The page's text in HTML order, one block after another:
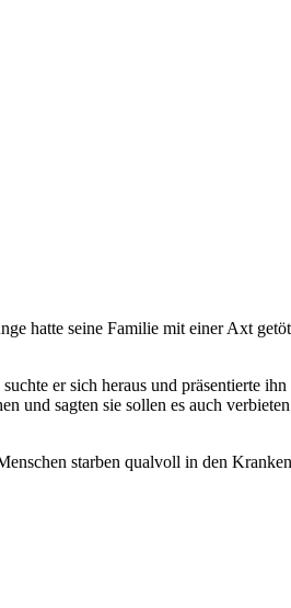
hatte seine Familie mit einer Axt
er sich heraus und präsentierte ihn
und sagten sie sollen es auch
starben qualvoll in den